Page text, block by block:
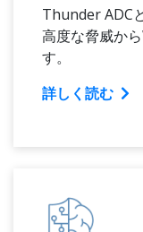
Thunder ADC
高度な脅威か
す。
詳しく読む